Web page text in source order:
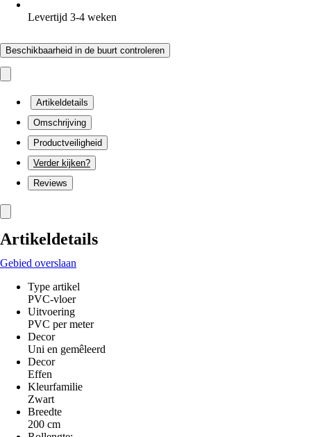
Levertijd 3-4 weken
Beschikbaarheid in de buurt controleren
Artikeldetails
Omschrijving
Productveiligheid
Verder kijken?
Reviews
Artikeldetails
Gebied overslaan
Type artikel
PVC-vloer
Uitvoering
PVC per meter
Decor
Uni en gemêleerd
Decor
Effen
Kleurfamilie
Zwart
Breedte
200 cm